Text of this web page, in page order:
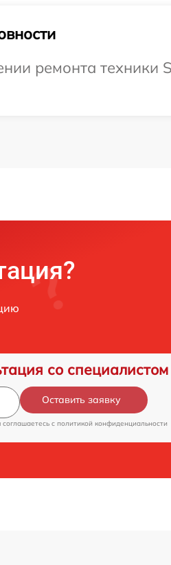
ремонта техники
со специалистом
Оставить заявку
c политикой конфиденциальности